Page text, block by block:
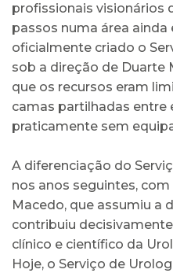
profissionais visionários
passos numa área ainda
oficialmente criado o
sob a direção de Duarte
que os recursos eram
camas partilhadas entre
praticamente sem
A diferenciação do
nos anos seguintes,
Macedo, que assumiu a
contribuiu
clínico e científico da
Hoje, o Serviço de